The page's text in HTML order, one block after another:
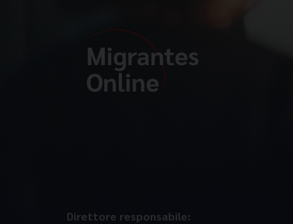
Direttore responsabile: